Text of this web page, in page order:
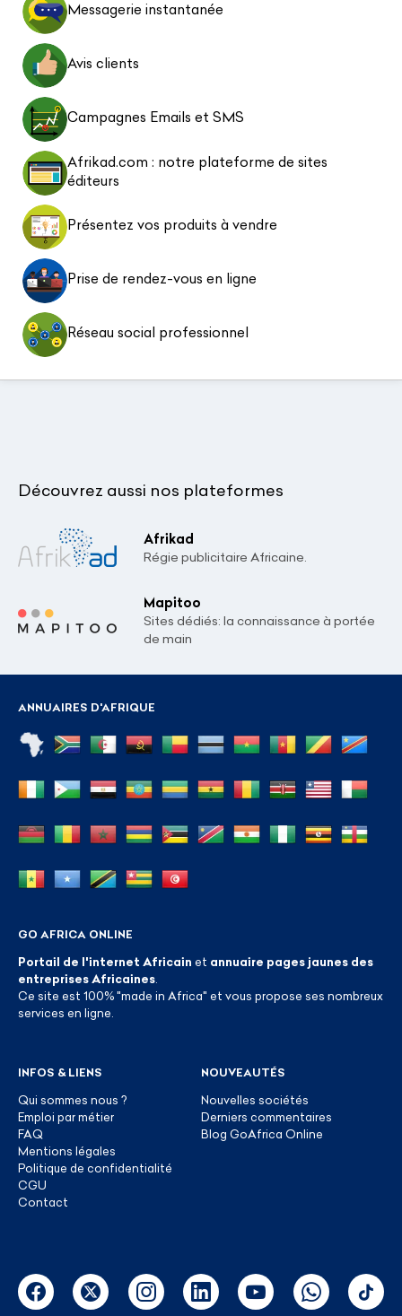
Messagerie instantanée
Avis clients
Campagnes Emails et SMS
Afrikad.com : notre plateforme de sites
éditeurs
Présentez vos produits à vendre
Prise de rendez-vous en ligne
Réseau social professionnel
Découvrez aussi nos plateformes
Afrikad
Régie publicitaire Africaine.
Mapitoo
Sites dédiés: la connaissance à portée
de main
ANNUAIRES D'AFRIQUE
GO AFRICA ONLINE
Portail de l'internet Africain et annuaire pages jaunes des
entreprises Africaines
Ce site est 100% "made in Africa" et vous propose ses nombreux
services en ligne.
INFOS & LIENS
Qui sommes nous ?
Emploi par métier
FAQ
Mentions légales
Politique de confidentialité
CGU
Contact
NOUVEAUTÉS
Nouvelles sociétés
Derniers commentaires
Blog GoAfrica Online